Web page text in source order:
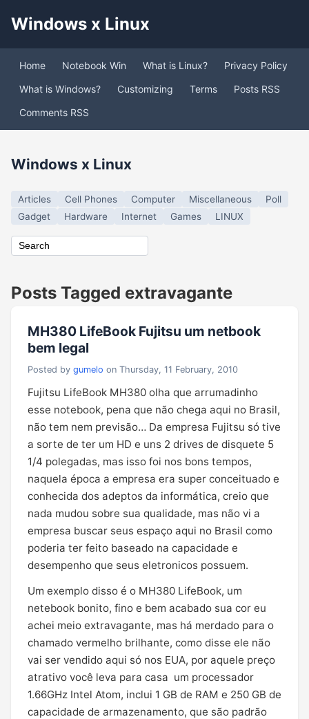
Windows x Linux
Home Notebook Win What is Linux?
Privacy Policy
What is Windows?
Customizing Terms
Posts RSS
Comments RSS
Windows x Linux
Articles Cell Phones Computer Miscellaneous
Poll
Gadget
Hardware Internet Games LINUX
Posts Tagged extravagante
MH380 LifeBook Fujitsu um netbook
bem legal
Posted by gumelo on Thursday, 11 February, 2010
Fujitsu LifeBook MH380 olha que arrumadinho
esse notebook, pena que não chega aqui no Brasil,
não tem nem previsão… Da empresa Fujitsu só tive
a sorte de ter um HD e uns 2 drives de disquete 5
1/4 polegadas, mas isso foi nos bons tempos,
naquela época a empresa era super conceituado e
conhecida dos adeptos da informática, creio que
nada mudou sobre sua qualidade, mas não vi a
empresa buscar seus espaço aqui no Brasil como
poderia ter feito baseado na capacidade e
desempenho que seus eletronicos possuem.
Um exemplo disso é o MH380 LifeBook, um
netebook bonito, fino e bem acabado sua cor eu
achei meio extravagante, mas há merdado para o
chamado vermelho brilhante, como disse ele não
vai ser vendido aqui só nos EUA, por aquele preço
atrativo você leva para casa um processador
1.66GHz Intel Atom, inclui 1 GB de RAM e 250 GB de
capacidade de armazenamento, que são padrão